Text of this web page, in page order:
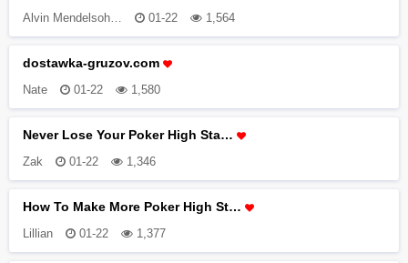
Alvin Mendelsoh… 01-22 1,564
dostawka-gruzov.com
Nate 01-22 1,580
Never Lose Your Poker High Sta…
Zak 01-22 1,346
How To Make More Poker High St…
Lillian 01-22 1,377